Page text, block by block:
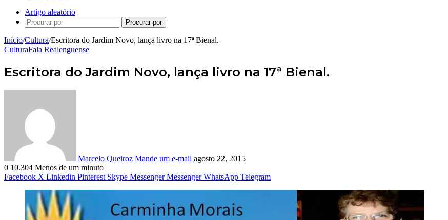
Artigo aleatório
Procurar por
Início/Cultura/Escritora do Jardim Novo, lança livro na 17ª Bienal.
CulturaFala Realenguense
Escritora do Jardim Novo, lança livro na 17ª Bienal.
Marcelo Queiroz Mande um e-mail agosto 22, 2015
0 10.304 Menos de um minuto
Facebook X Linkedin Pinterest Skype Messenger Messenger WhatsApp Telegram